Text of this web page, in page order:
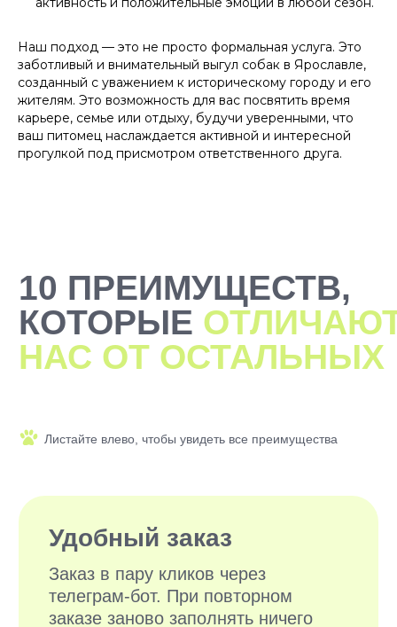
Наш подход — это не просто формальная услуга. Это
заботливый и внимательный выгул собак в Ярославле,
созданный с уважением к историческому городу и его
жителям. Это возможность для вас посвятить время
карьере, семье или отдыху, будучи уверенными, что
ваш питомец наслаждается активной и интересной
прогулкой под присмотром ответственного друга.
ВЫГУЛЬЩИКОВ
И СИТТЕРОВ